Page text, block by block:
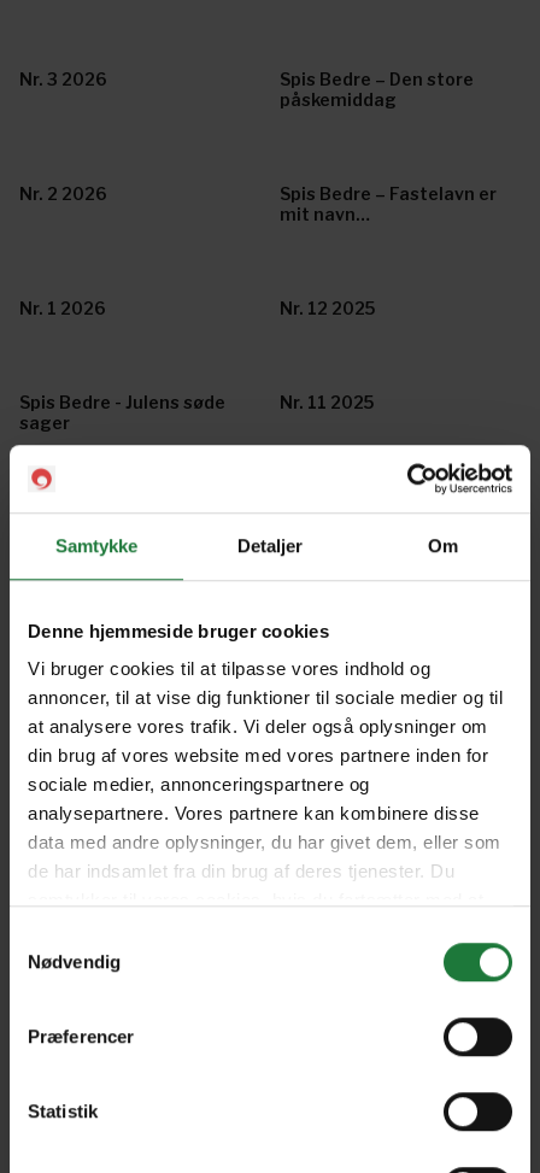
Samtykke Detaljer Om
Denne hjemmeside bruger cookies
Vi bruger cookies til at tilpasse vores indhold og
annoncer, til at vise dig funktioner til sociale medier og til
at analysere vores trafik. Vi deler også oplysninger om
din brug af vores website med vores partnere inden for
sociale medier, annonceringspartnere og
analysepartnere. Vores partnere kan kombinere disse
data med andre oplysninger, du har givet dem, eller som
de har indsamlet fra din brug af deres tjenester. Du
Nødvendig
Præferencer
Statistik
Nr. 3 2026
Spis Bedre – Den store
påskemiddag
Nr. 2 2026
Spis Bedre – Fastelavn er
mit navn
Nr. 1 2026 Nr. 12 2025
Spis Bedre - Julens søde
sager
Nr. 11 2025
Nr. 10 2025 Nr. 9 2025
tillæg
Spis Bedre - Sommertillæg Nr. 8 2025
Nr. 7 2025 Nr. 6 2025
Nr. 5 2025 Nr. 4 2025
Nr. 1 2025